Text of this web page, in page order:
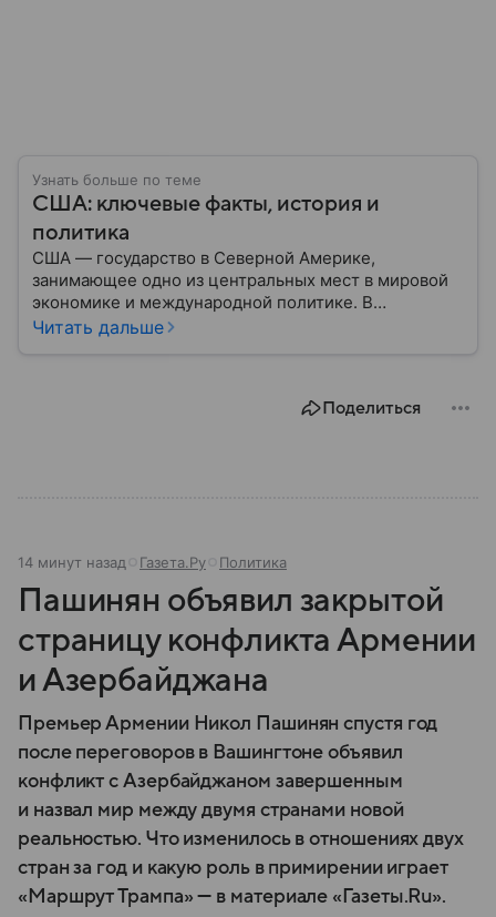
Узнать больше по теме
США: ключевые факты, история и
политика
США — государство в Северной Америке,
занимающее одно из центральных мест в мировой
экономике и международной политике. В
материале — основные сведения об этой стране.
Читать дальше
Поделиться
14 минут назад Газета.Ру Политика
Пашинян объявил закрытой
страницу конфликта Армении
и Азербайджана
Премьер Армении Никол Пашинян спустя год
после переговоров в Вашингтоне объявил
конфликт с Азербайджаном завершенным
и назвал мир между двумя странами новой
реальностью. Что изменилось в отношениях двух
стран за год и какую роль в примирении играет
«Маршрут Трампа» — в материале «Газеты.Ru».